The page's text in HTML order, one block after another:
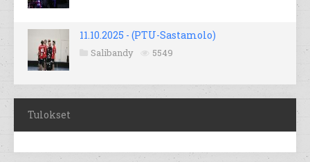
11.10.2025 - (PTU-Sastamolo)
Salibandy 5549
Tulokset